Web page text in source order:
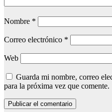
Nombre *
Correo electrónico *
Web
Guarda mi nombre, correo
para la próxima vez que comente.